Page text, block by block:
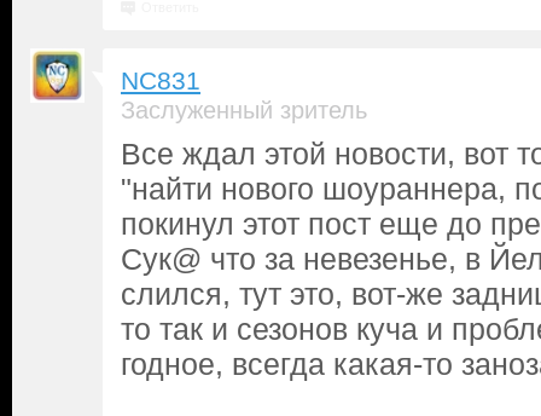
NC831
Заслуженный зритель
Все ждал этой новости, вот
"найти нового шоураннера,
покинул этот пост еще до
Сук@ что за невезенье, в
слился, тут это, вот-же
то так и сезонов куча и
годное, всегда какая-то